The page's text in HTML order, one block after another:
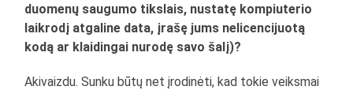
duomenų saugumo tikslais, nustatę kompiuterio
laikrodį atgaline data, įrašę jums nelicencijuotą
kodą ar klaidingai nurodę savo šalį)?
Akivaizdu. Sunku būtų net įrodinėti, kad tokie veiksmai